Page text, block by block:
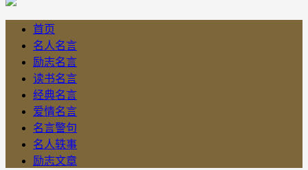
首页
名人名言
励志名言
读书名言
经典名言
爱情名言
名言警句
名人轶事
励志文章